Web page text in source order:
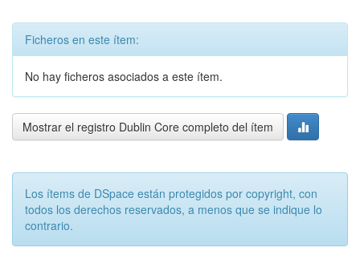
Ficheros en este ítem:
No hay ficheros asociados a este ítem.
Mostrar el registro Dublin Core completo del ítem
Los ítems de DSpace están protegidos por copyright, con
todos los derechos reservados, a menos que se indique lo
contrario.